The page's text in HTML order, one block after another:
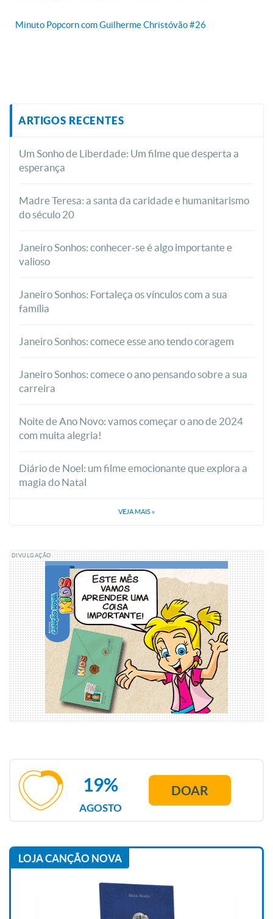
Minuto Popcorn com Guilherme Christóvão #26
ARTIGOS RECENTES
Um Sonho de Liberdade: Um filme que desperta a
esperança
Madre Teresa: a santa da caridade e humanitarismo
do século 20
Janeiro Sonhos: conhecer-se é algo importante e
valioso
Janeiro Sonhos: Fortaleça os vínculos com a sua
família
Janeiro Sonhos: comece esse ano tendo coragem
Janeiro Sonhos: comece o ano pensando sobre a sua
carreira
Noite de Ano Novo: vamos começar o ano de 2024
com muita alegria!
Diário de Noel: um filme emocionante que explora a
magia do Natal
VEJA MAIS »
DIVULGAÇÃO
AGOSTO
19% DOAR
LOJA CANÇÃO NOVA